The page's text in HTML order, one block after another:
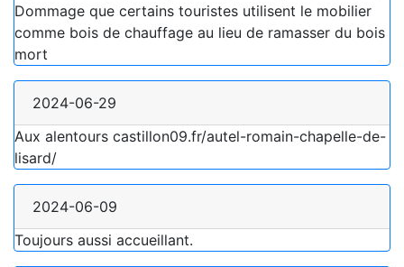
Dommage que certains touristes utilisent le mobilier
comme bois de chauffage au lieu de ramasser du bois
mort
2024-06-29
Aux alentours castillon09.fr/autel-romain-chapelle-de-
lisard/
2024-06-09
Toujours aussi accueillant.